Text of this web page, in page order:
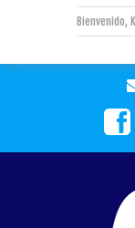
Bienvenido,